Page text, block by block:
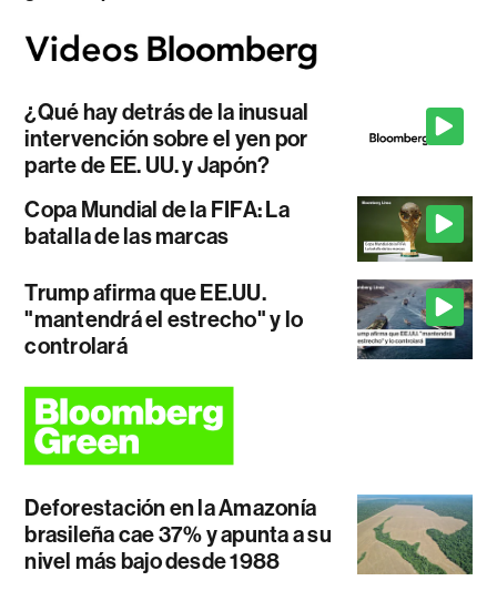
¿Qué hay detrás de la inusual
intervención sobre el yen por
parte de EE. UU. y Japón?
Copa Mundial de la FIFA: La
batalla de las marcas
Trump afirma que EE.UU.
"mantendrá el estrecho" y lo
controlará
Deforestación en la Amazonía
brasileña cae 37% y apunta a su
nivel más bajo desde 1988